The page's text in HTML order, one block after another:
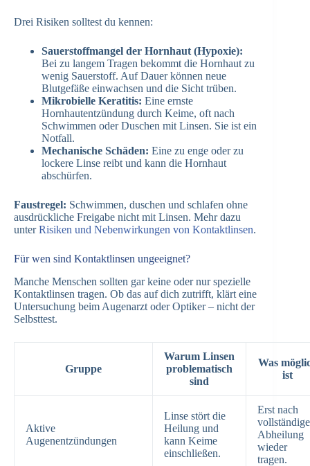
Drei Risiken solltest du kennen:
Sauerstoffmangel der Hornhaut (Hypoxie):
Bei zu langem Tragen bekommt die Hornhaut zu
wenig Sauerstoff. Auf Dauer können neue
Blutgefäße einwachsen und die Sicht trüben.
Mikrobielle Keratitis: Eine ernste
Hornhautentzündung durch Keime, oft nach
Schwimmen oder Duschen mit Linsen. Sie ist ein
Notfall.
Mechanische Schäden: Eine zu enge oder zu
lockere Linse reibt und kann die Hornhaut
abschürfen.
Faustregel: Schwimmen, duschen und schlafen ohne
ausdrückliche Freigabe nicht mit Linsen. Mehr dazu
unterRisiken und Nebenwirkungen von Kontaktlinsen.
Für wen sind Kontaktlinsen ungeeignet?
Manche Menschen sollten gar keine oder nur spezielle
Kontaktlinsen tragen. Ob das auf dich zutrifft, klärt eine
Untersuchung beim Augenarzt oder Optiker – nicht der
Selbsttest.
Gruppe
Warum Linsen
problematisch
sind
Was
ist
Aktive
Augenentzündungen
Linse stört die
Heilung und
kann Keime
einschließen.
Erst nach
Abheilung
wieder
tragen.